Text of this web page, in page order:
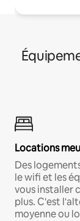
Locations
Des
le wifi et les
vous installer
plus. C'est
moyenne ou